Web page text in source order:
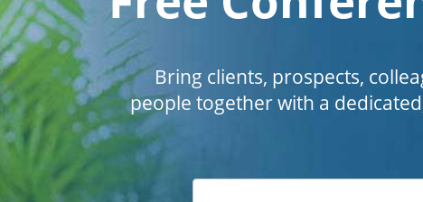
Bring clients, prospects,
people together with a